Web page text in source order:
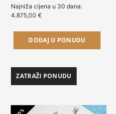
Najniža cijena u 30 dana:
4.875,00€
DODAJ U PONUDU
ZATRAŽI PONUDU